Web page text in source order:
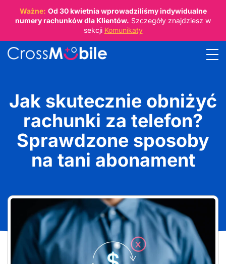
Ważne: Od 30 kwietniawprowadziliśmy indywidualne
numery rachunków dla Klientów. Szczegóły znajdziesz w
sekcji Komunikaty
Jak skutecznie obniżyć
rachunki za telefon?
Sprawdzone sposoby
na tani abonament